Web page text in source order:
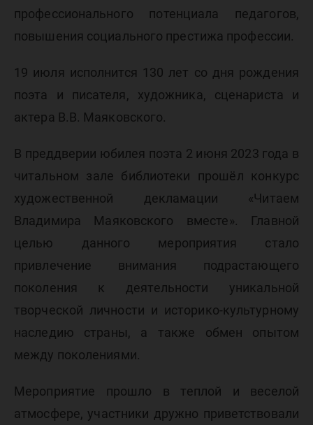
профессионального потенциала педагогов,
повышения социального престижа профессии.
19 июля исполнится 130 лет со дня рождения
поэта и писателя, художника, сценариста и
актера В.В. Маяковского.
В преддверии юбилея поэта 2 июня 2023 года в
читальном зале библиотеки прошёл конкурс
художественной декламации «Читаем
Владимира Маяковского вместе». Главной
целью данного мероприятия стало
привлечение внимания подрастающего
поколения к деятельности уникальной
творческой личности и историко-культурному
наследию страны, а также обмен опытом
между поколениями.
Мероприятие прошло в теплой и веселой
атмосфере, участники дружно приветствовали